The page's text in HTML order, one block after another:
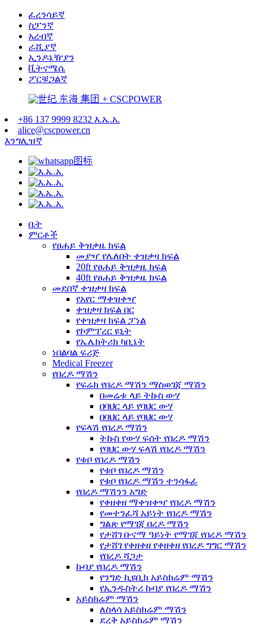
ፈረንሳይኛ
ስፓንኛ
አረብኛ
ራሺያኛ
ኢንዶኔዥያን
ቪትናሜሴ
ፖርቹጋልኛ
+86 137 9999 8232 እ.ኤ.አ.
alice@cscpower.cn
እንግሊዝኛ
ቤት
ምርቶች
የፀሐይ ቅዝቃዜ ክፍል
መያዣ የሌለበት ቀዝቃዛ ክፍል
20ft የፀሐይ ቅዝቃዜ ክፍል
40ft የፀሐይ ቅዝቃዜ ክፍል
መደበኛ ቀዝቃዛ ክፍል
የአየር ማቀዝቀዣ
ቀዝቃዛ ክፍል በር
የቀዝቃዛ ክፍል ፓነል
የኮምፕረር ዩኒት
የኤሌክትሪክ ካቢኔት
ነበልባል ፍሪጅ
Medical Freezer
የበረዶ ማሽን
የፍሬክ የበረዶ ማሽን ማስወገጃ ማሽን
በመሬቱ ላይ ትኩስ ውሃ
በባህር ላይ የባህር ውሃ
በባህር ላይ የባህር ውሃ
የፍላሽ የበረዶ ማሽን
ትኩስ የውሃ ፍሰት የበረዶ ማሽን
የባህር ውሃ ፍላሽ የበረዶ ማሽን
የቱቦ የበረዶ ማሽን
የቱቦ የበረዶ ማሽን
የቱቦ የበረዶ ማሽን ተንሳፋፊ
የበረዶ ማሽንን አግድ
የቀዘቀዘ ማቀዝቀዣ የበረዶ ማሽን
የመተንፈሻ አይነት የበረዶ ማሽን
ግልጽ የማገጃ በረዶ ማሽን
የታሸገ ቡናማ ዓይነት የማገጃ የበረዶ ማሽን
የታሸገ የቀዘቀዘ የቀዘቀዘ የበረዶ ግግር ማሽን
የበረዶ ሻጋታ
ኩባያ የበረዶ ማሽን
የንግድ ኪዩቢክ አይስክሬም ማሽን
የኢንዱስትሪ ኩባያ የበረዶ ማሽን
አይስክሬም ማሽን
ለስላሳ አይስክሬም ማሽን
ደረቅ አይስክሬም ማሽን